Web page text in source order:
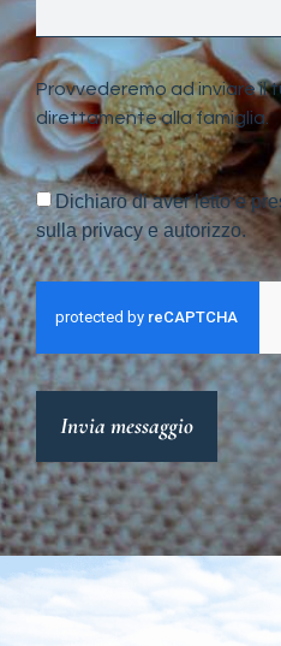
Provvederemo ad inviare il
direttamente alla famiglia.
Dichiaro di aver letto e
sulla privacy e autorizzo.
Invia messaggio